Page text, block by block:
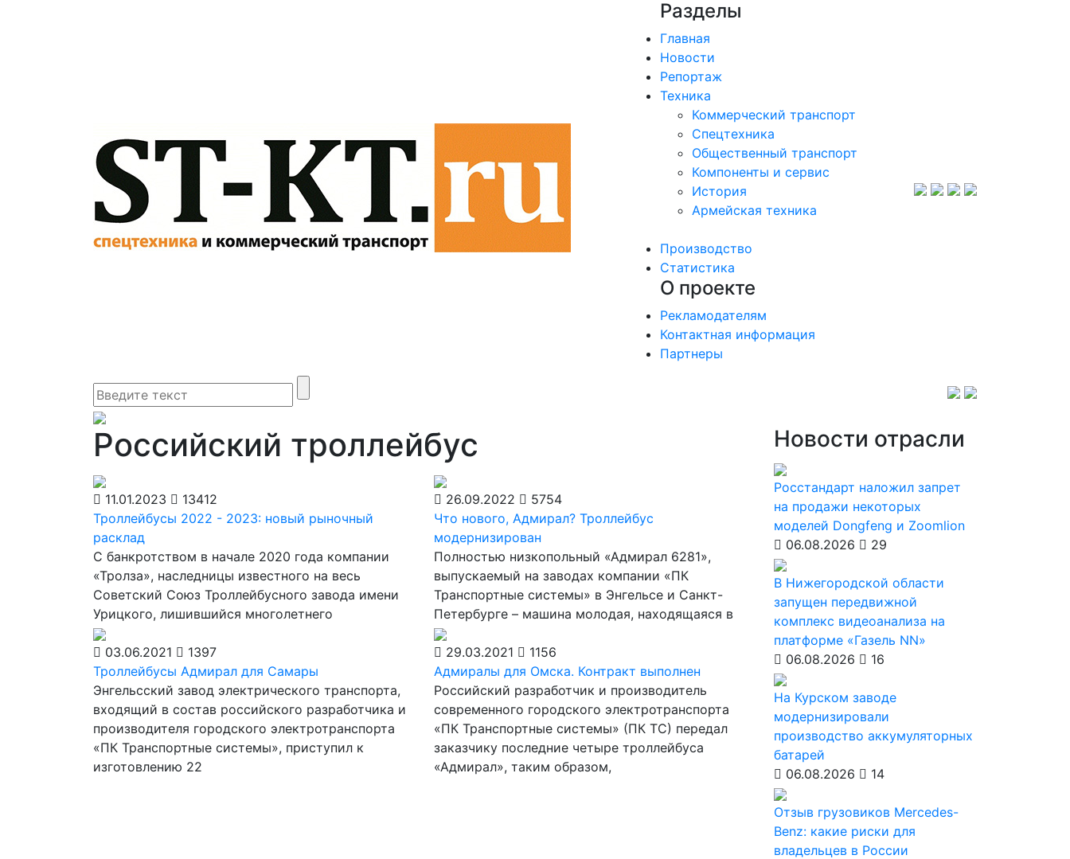
Разделы
Главная
Новости
Репортаж
Техника
Коммерческий транспорт
Спецтехника
Общественный транспорт
Компоненты и сервис
История
Армейская техника
Производство
Статистика
О проекте
Рекламодателям
Контактная информация
Партнеры
Российский троллейбус
11.01.2023
13412
Троллейбусы 2022 - 2023: новый рыночный
расклад
С банкротством в начале 2020 года компании
«Тролза», наследницы известного на весь
Советский Союз Троллейбусного завода имени
Урицкого, лишившийся многолетнего
26.09.2022
5754
Что нового, Адмирал? Троллейбус
модернизирован
Полностью низкопольный «Адмирал 6281»,
выпускаемый на заводах компании «ПК
Транспортные системы» в Энгельсе и Санкт-
Петербурге – машина молодая, находящаяся в
03.06.2021
1397
Троллейбусы Адмирал для Самары
Энгельсский завод электрического транспорта,
входящий в состав российского разработчика и
производителя городского электротранспорта
«ПК Транспортные системы», приступил к
изготовлению 22
29.03.2021
1156
Адмиралы для Омска. Контракт выполнен
Российский разработчик и производитель
современного городского электротранспорта
«ПК Транспортные системы» (ПК ТС) передал
заказчику последние четыре троллейбуса
«Адмирал», таким образом,
Новости отрасли
Росстандарт наложил запрет
на продажи некоторых
моделей Dongfeng и Zoomlion
06.08.2026
29
В Нижегородской области
запущен передвижной
комплекс видеоанализа на
платформе «Газель NN»
06.08.2026
16
На Курском заводе
модернизировали
производство аккумуляторных
батарей
06.08.2026
14
Отзыв грузовиков Mercedes-
Benz: какие риски для
владельцев в России